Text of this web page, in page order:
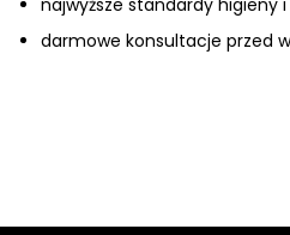
darmowe konsultacje przed